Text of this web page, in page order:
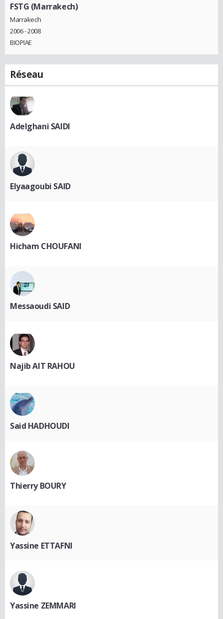
FSTG (Marrakech)
Marrakech
2006 - 2008
BIOPIAE
Réseau
Adelghani SAIDI
Elyaagoubi SAID
Hicham CHOUFANI
Messaoudi SAID
Najib AIT RAHOU
Said HADHOUDI
Thierry BOURY
Yassine ETTAFNI
Yassine ZEMMARI